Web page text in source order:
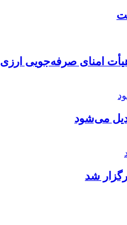
امنای صرفه‌جویی ارزی
می‌شود
شد